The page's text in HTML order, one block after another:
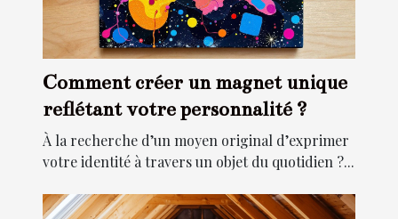
Comment créer un magnet unique
reflétant votre personnalité ?
À la recherche d’un moyen original d’exprimer
votre identité à travers un objet du quotidien ?...